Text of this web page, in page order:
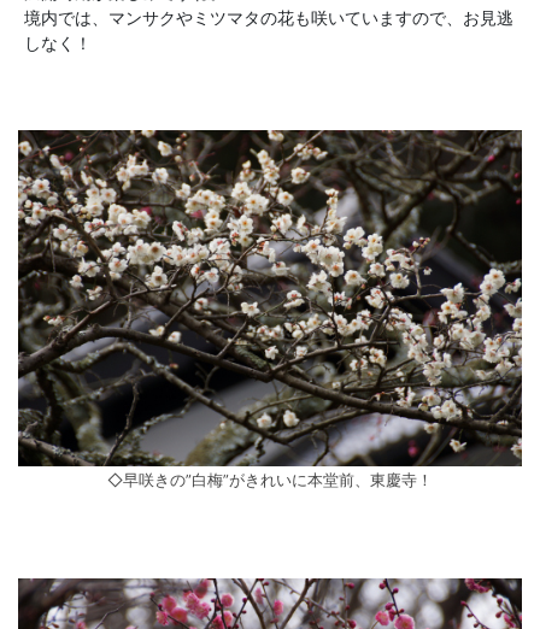
境内では、マンサクやミツマタの花も咲いていますので、お見逃
しなく！
◇早咲きの”白梅”がきれいに本堂前、東慶寺！